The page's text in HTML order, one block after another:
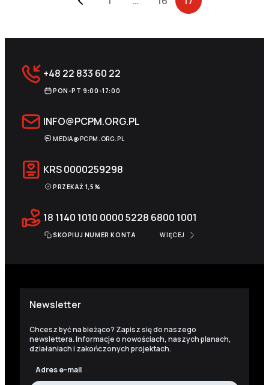
+48 22 833 60 22
PON-PT 9:00-17:00
INFO@PCPM.ORG.PL
MEDIA@PCPM.ORG.PL
KRS0000259298
PRZEKAŻ 1,5%
18 1140 1010 0000 5228 6800 1001
SKOPIUJ NUMER KONTA WIĘCEJ
Newsletter
Chcesz być na bieżąco? Zapisz się do naszego
newslettera. Informacje o nowościach, naszych planach,
działaniach i zakończonych projektach.
Adres e-mail